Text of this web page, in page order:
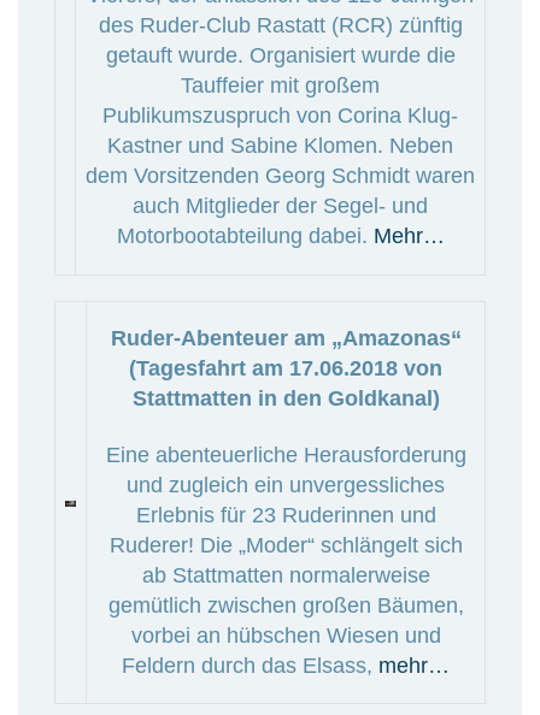
des Ruder-Club Rastatt (RCR) zünftig
getauft wurde. Organisiert wurde die
Tauffeier mit großem
Publikumszuspruch von Corina Klug-
Kastner und Sabine Klomen. Neben
dem Vorsitzenden Georg Schmidt waren
auch Mitglieder der Segel- und
Motorbootabteilung dabei. Mehr…
Ruder-Abenteuer am „Amazonas“
(Tagesfahrt am 17.06.2018 von
Stattmatten in den Goldkanal)
Eine abenteuerliche Herausforderung
und zugleich ein unvergessliches
Erlebnis für 23 Ruderinnen und
Ruderer! Die „Moder“ schlängelt sich
ab Stattmatten normalerweise
gemütlich zwischen großen Bäumen,
vorbei an hübschen Wiesen und
Feldern durch das Elsass, mehr…